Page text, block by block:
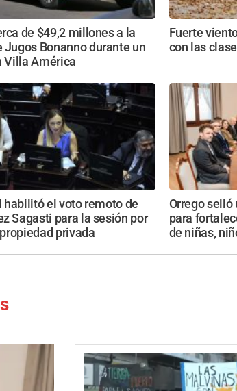
de $49,2 millones a la
Jugos Bonanno durante un
Villa América
Fuerte
con las
habilitó el voto remoto de
Sagasti para la sesión por
privada
Orrego selló
para
de niñas,